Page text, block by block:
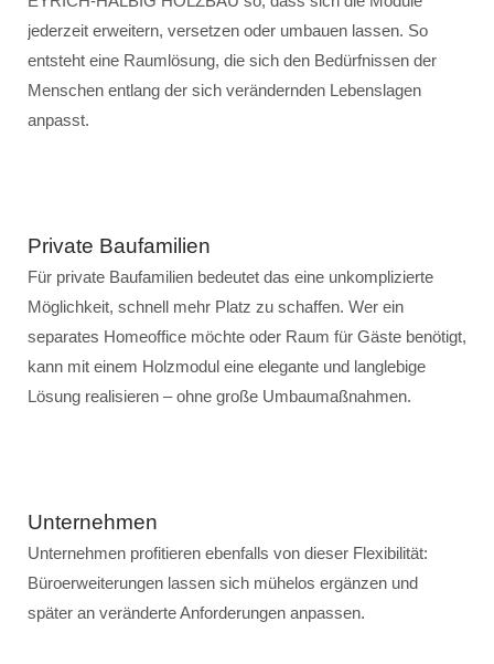
jederzeit erweitern, versetzen oder umbauen lassen. So
entsteht eine Raumlösung, die sich den Bedürfnissen der
Menschen entlang der sich verändernden Lebenslagen
anpasst.
Private Baufamilien
Für private Baufamilien bedeutet das eine unkomplizierte
Möglichkeit, schnell mehr Platz zu schaffen. Wer ein
separates Homeoffice möchte oder Raum für Gäste benötigt,
kann mit einem Holzmodul eine elegante und langlebige
Lösung realisieren – ohne große Umbaumaßnahmen.
Unternehmen
Unternehmen profitieren ebenfalls von dieser Flexibilität:
Büroerweiterungen lassen sich mühelos ergänzen und
später an veränderte Anforderungen anpassen.